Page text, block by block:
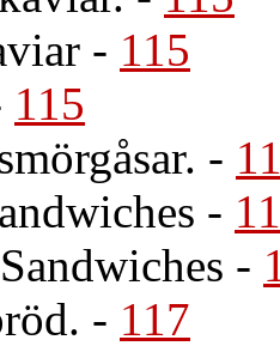
- 115
115
-
-
-
- 117